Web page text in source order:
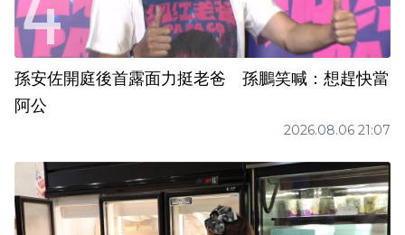
孫安佐開庭後首露面力挺老爸 孫鵬笑喊：想趕快當
阿公
2026.08.06 21:07